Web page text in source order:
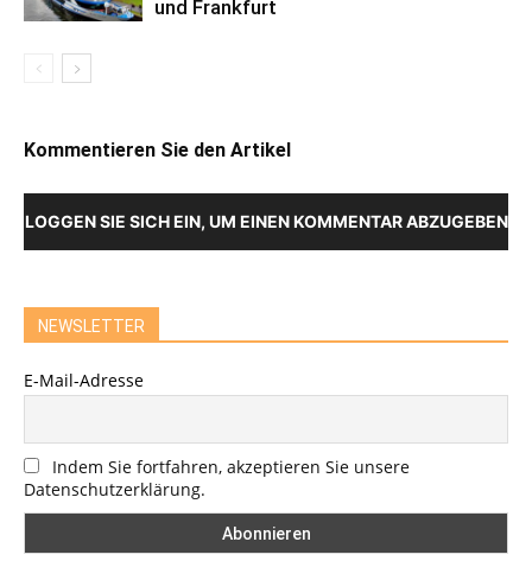
und Frankfurt
Kommentieren Sie den Artikel
LOGGEN SIE SICH EIN, UM EINEN KOMMENTAR ABZUGEBEN
NEWSLETTER
E-Mail-Adresse
Indem Sie fortfahren, akzeptieren Sie unsere
Datenschutzerklärung.